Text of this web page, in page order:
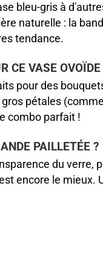
bleu-gris à
naturelle : la
tendance.
CE VASE OVOÏDE
pour des
pétales
combo parfait !
PAILLETÉE ?
du verre,
encore le